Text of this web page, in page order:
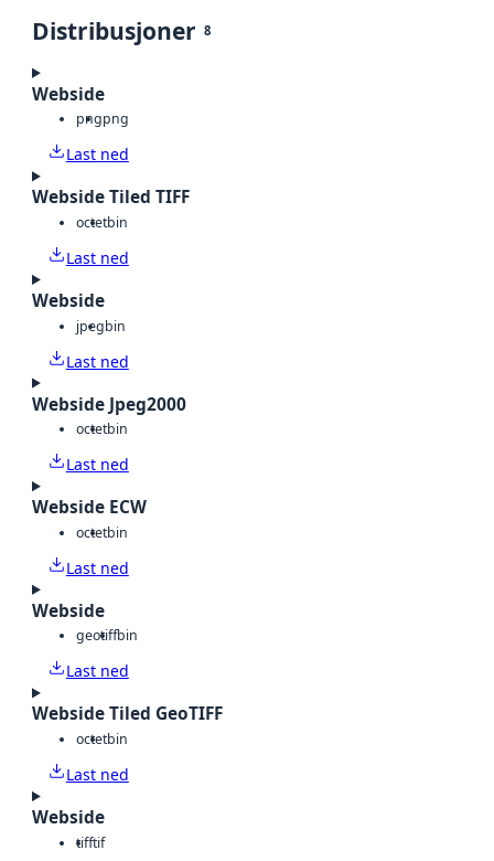
Distribusjoner 8
Webside
pngpng
Last ned
Webside Tiled TIFF
octetbin
Last ned
Webside
jpegbin
Last ned
Webside Jpeg2000
octetbin
Last ned
Webside ECW
octetbin
Last ned
Webside
geotiffbin
Last ned
Webside Tiled GeoTIFF
octetbin
Last ned
Webside
tifftif